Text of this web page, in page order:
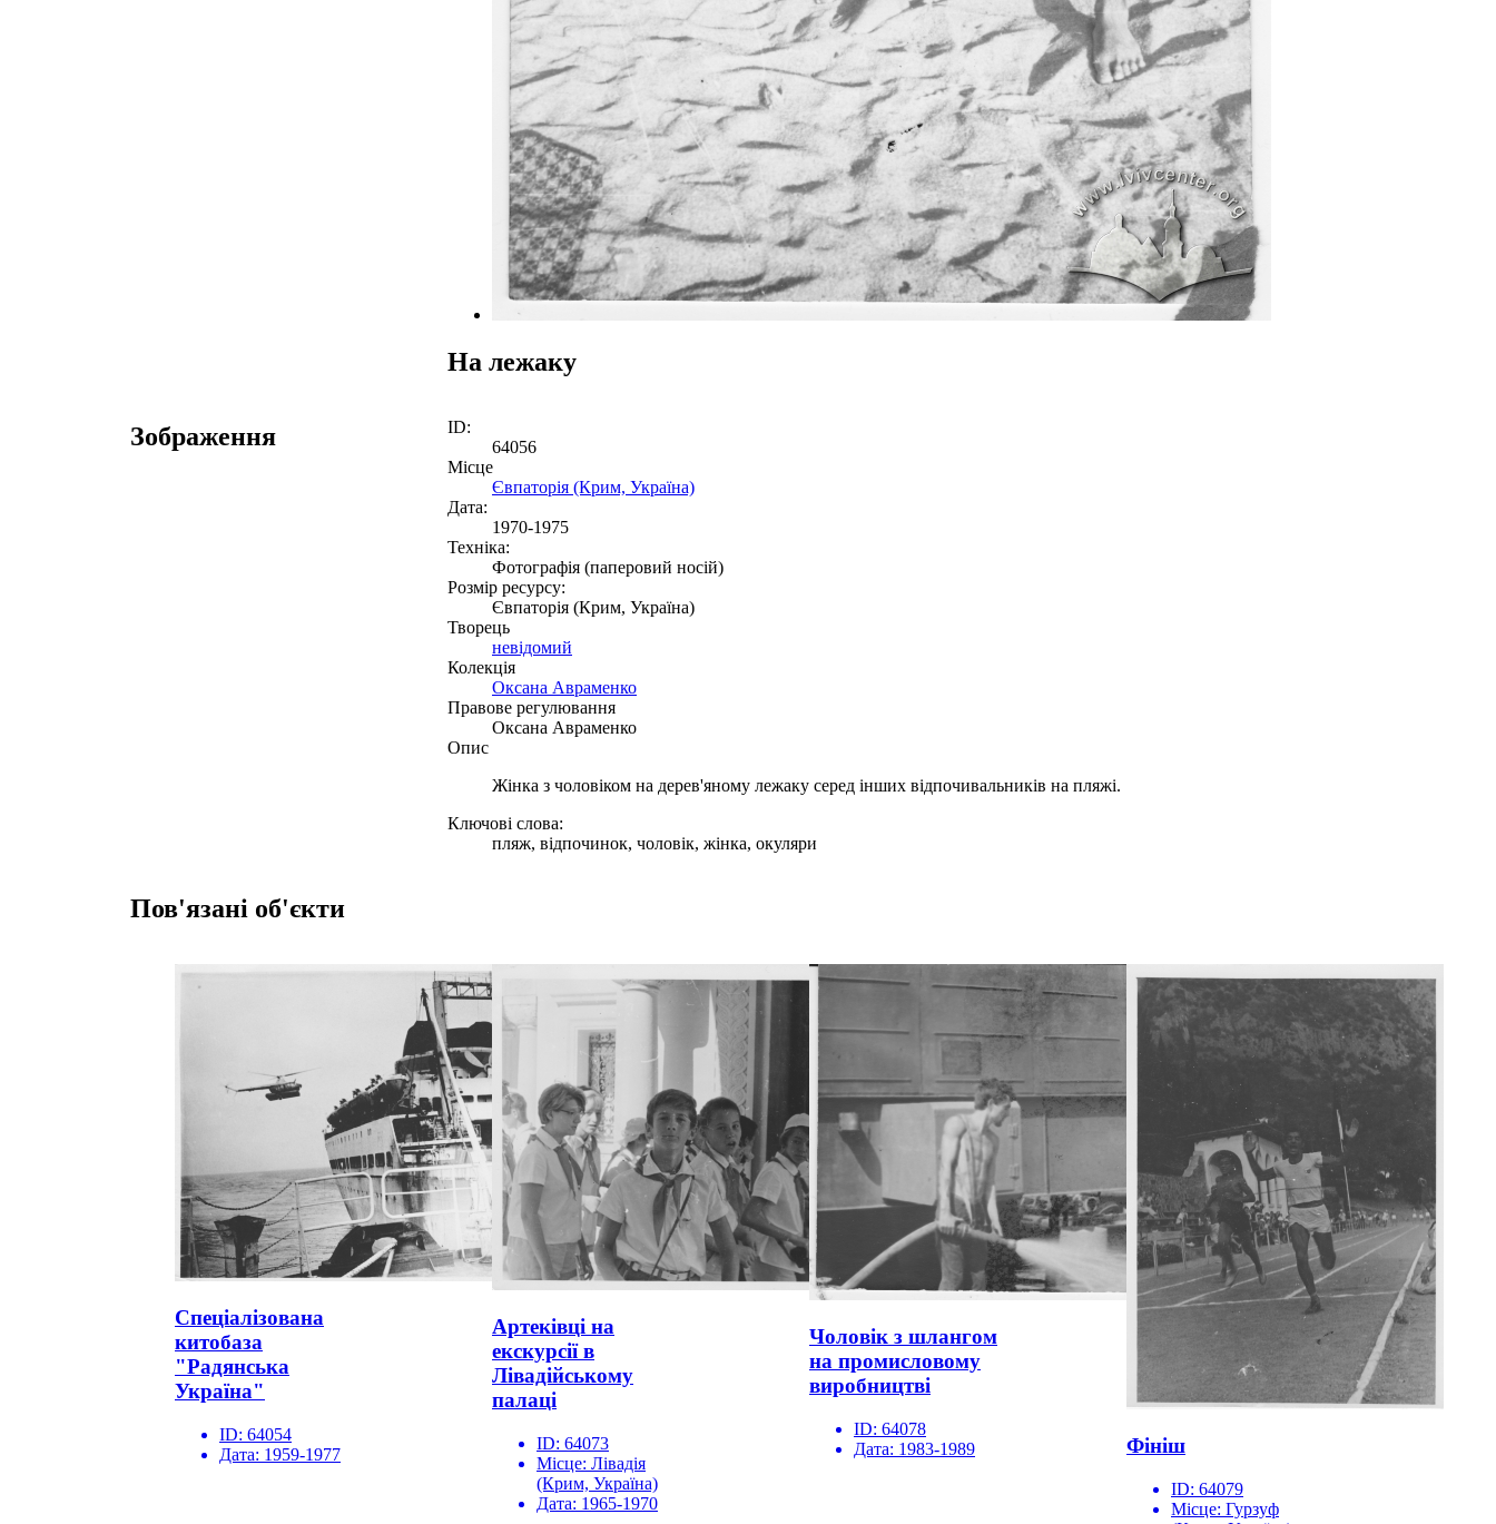
На лежаку
Зображення
ID:
64056
Місце
Євпаторія (Крим, Україна)
Дата:
1970-1975
Техніка:
Фотографія (паперовий носій)
Розмір ресурсу:
Євпаторія (Крим, Україна)
Творець
невідомий
Колекція
Оксана Авраменко
Правове регулювання
Оксана Авраменко
Опис
Жінка з чоловіком на дерев'яному лежаку серед інших відпочивальників на пляжі.
Ключові слова:
пляж, відпочинок, чоловік, жінка, окуляри
Пов'язані об'єкти
Спеціалізована
китобаза
"Радянська
Україна"
ID: 64054
Дата: 1959-1977
Артеківці на
екскурсії в
Лівадійському
палаці
ID: 64073
Місце: Лівадія
(Крим, Україна)
Дата: 1965-1970
Чоловік з шлангом
на промисловому
виробництві
ID: 64078
Дата: 1983-1989 Фініш
ID: 64079
Місце: Гурзуф